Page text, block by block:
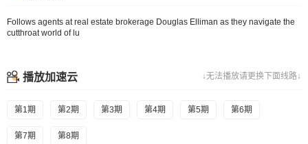
Follows agents at real estate brokerage Douglas Elliman as they navigate the
cutthroat world of lu
↓无法播放请更换下面线路↓
播放加速云
第1期 第2期 第3期 第4期 第5期 第6期
第7期 第8期